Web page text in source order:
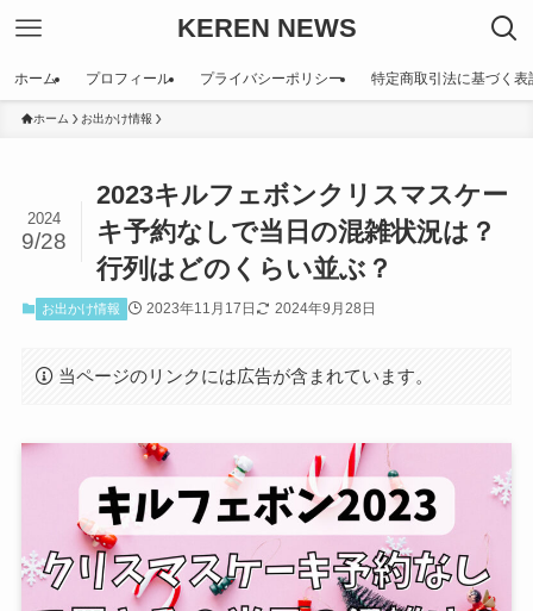
KEREN NEWS
ホーム プロフィール プライバシーポリシー 特定商取引法に基づく表
ホーム お出かけ情報
2023キルフェボンクリスマスケー
キ予約なしで当日の混雑状況は？
行列はどのくらい並ぶ？
2024
9/28
お出かけ情報 2023年11月17日 2024年9月28日
当ページのリンクには広告が含まれています。